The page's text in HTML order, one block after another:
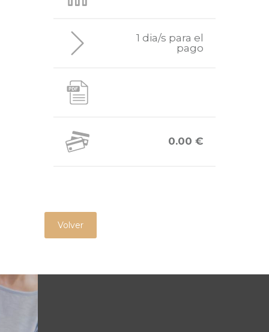
1 dia/s para el
pago
0.00 €
Volver